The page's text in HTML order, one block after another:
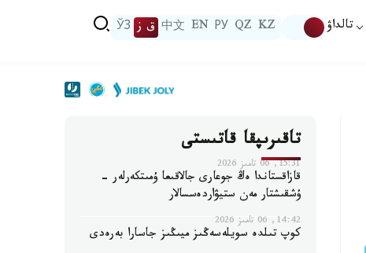
تالداۋ KZ
QZ
РУ
EN
中文 ق ز ЎЗ
تاقىرىپقا قاتىستى
15:31, 06 تامىز 2026
قازاقستاندا ەڭ جوعارى جالاقىعا ۇمىتكەرلەر -
ۇشقىشتار مەن ستيۋاردەسسالار
14:42, 06 تامىز 2026
كوپ تىلدە سويلەسەڭىز ميىڭىز جاسارا بەرەدى